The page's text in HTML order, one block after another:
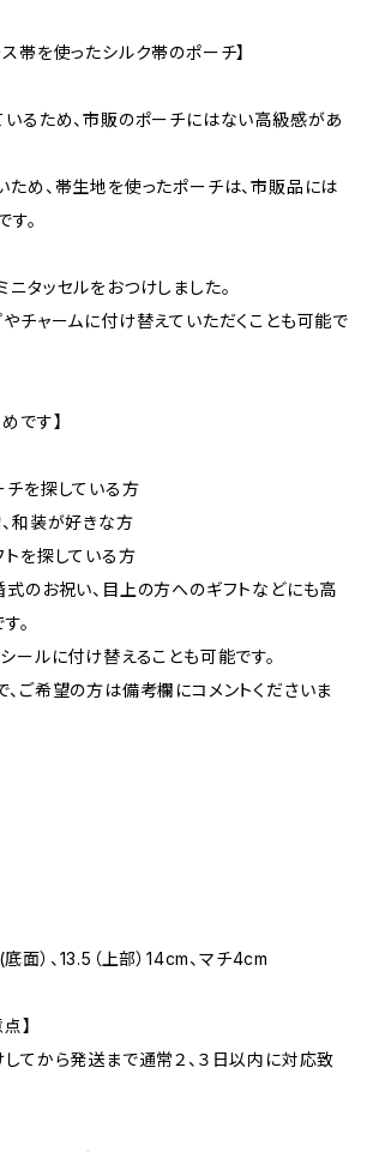
帯を使ったシルク帯のポーチ】
いるため、市販のポーチにはない高級感があ
ため、帯生地を使ったポーチは、市販品には
。
タッセルをおつけしました。
やチャームに付け替えていただくことも可能で
です】
チを探している方
和装が好きな方
トを探している方
式のお祝い、目上の方へのギフトなどにも高
。
ールに付け替えることも可能です。
ご希望の方は備考欄にコメントくださいま
面）、13.5（上部）14cm、マチ4cm
】
してから発送まで通常２、３日以内に対応致